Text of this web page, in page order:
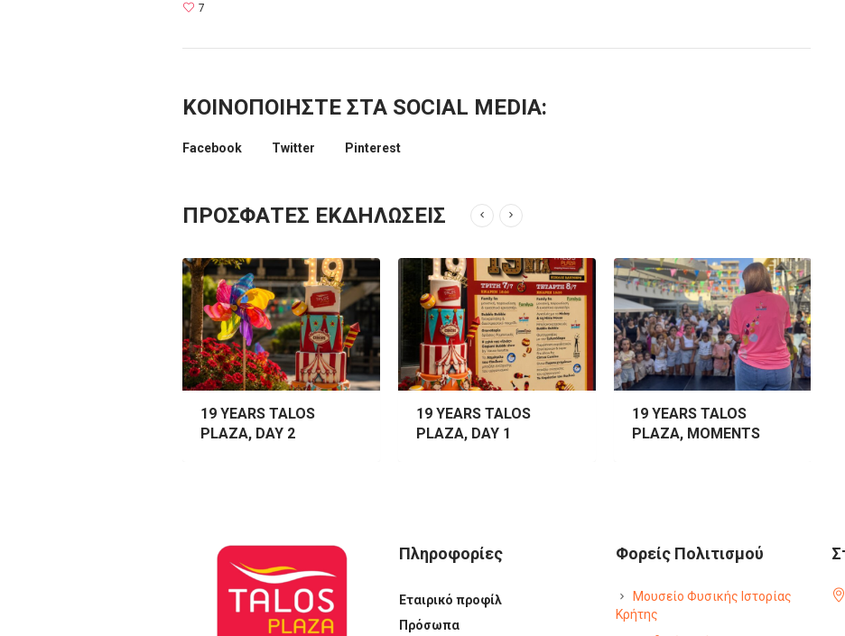
7
ΚΟΙΝΟΠΟΙΗΣΤΕ ΣΤΑ SOCIAL MEDIA:
Facebook Twitter Pinterest
ΠΡΌΣΦΑΤΕΣ ΕΚΔΗΛΏΣΕΙΣ
19 YEARS TALOS
PLAZA, DAY 2
19 YEARS TALOS
PLAZA, DAY 1
19 YEARS TALOS
PLAZA, MOMENTS
Πληροφορίες
Εταιρικό προφίλ
Πρόσωπα
Φορείς Πολιτισμού
Μουσείο Φυσικής Ιστορίας
Κρήτης